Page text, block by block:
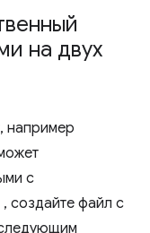
на двух
например
с
, создайте файл с